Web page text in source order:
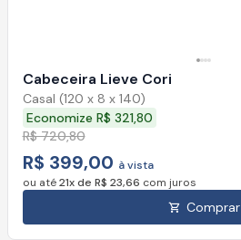
Cabeceira Lieve Cori
Casal (120 x 8 x 140)
Economize R$ 321,80
R$ 720,80
R$ 399,00 à vista
ou até21x de R$ 23,66 com juros
Comprar